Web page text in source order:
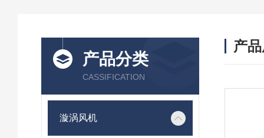
产品分类
CASSIFICATION
漩涡风机
产